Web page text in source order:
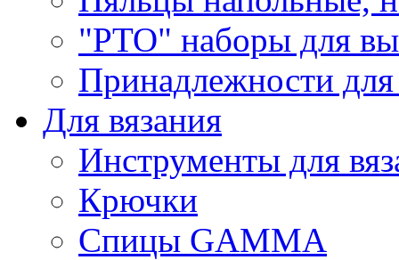
"РТО" наборы для
Принадлежности
Для вязания
Инструменты для
Крючки
Спицы GAMMA